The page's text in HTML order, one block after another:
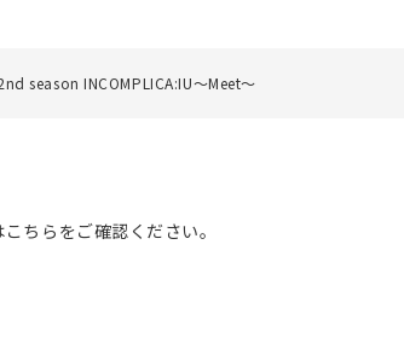
season INCOMPLICA:IU～Meet～
ちらをご確認ください。